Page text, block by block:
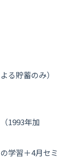
る貯蓄のみ）
1993年加
学習＋4月セミ